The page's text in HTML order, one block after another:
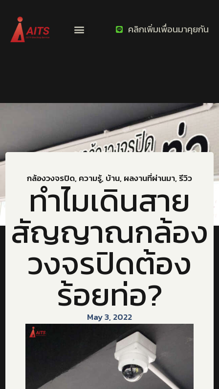
คลิกเพิ่มเพื่อนมาคุยกัน
กล้องวงจรปิด, ความรู้, บ้าน, ผลงานที่ผ่านมา,รีวิว
ทำไมเดินสาย
สัญญาณกล้อง
วงจรปิดต้อง
ร้อยท่อ?
May 3, 2022